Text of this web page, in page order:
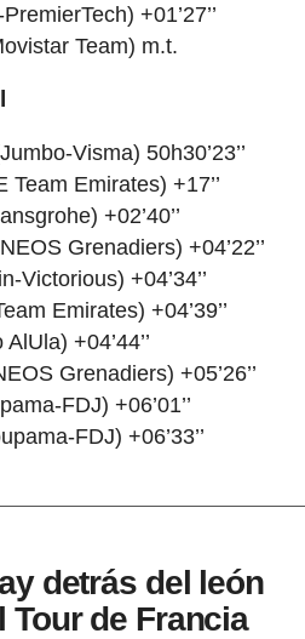
+01’27’’
Team) m.t.
Visma) 50h30’23’’
Emirates) +17’’
+02’40’’
Grenadiers) +04’22’’
Victorious) +04’34’’
Emirates) +04’39’’
+04’44’’
Grenadiers) +05’26’’
FDJ) +06’01’’
FDJ) +06’33’’
detrás del león
Tour de Francia